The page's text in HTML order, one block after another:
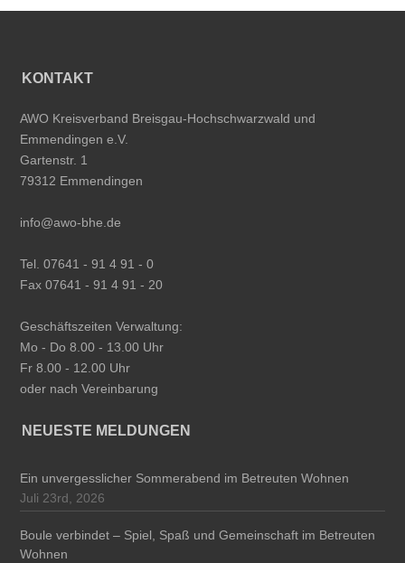
KONTAKT
AWO Kreisverband Breisgau-Hochschwarzwald und
Emmendingen e.V.
Gartenstr. 1
79312 Emmendingen
info@awo-bhe.de
Tel. 07641 - 91 4 91 - 0
Fax 07641 - 91 4 91 - 20
Geschäftszeiten Verwaltung:
Mo - Do 8.00 - 13.00 Uhr
Fr 8.00 - 12.00 Uhr
oder nach Vereinbarung
NEUESTE MELDUNGEN
Ein unvergesslicher Sommerabend im Betreuten Wohnen
Juli 23rd, 2026
Boule verbindet – Spiel, Spaß und Gemeinschaft im Betreuten
Wohnen